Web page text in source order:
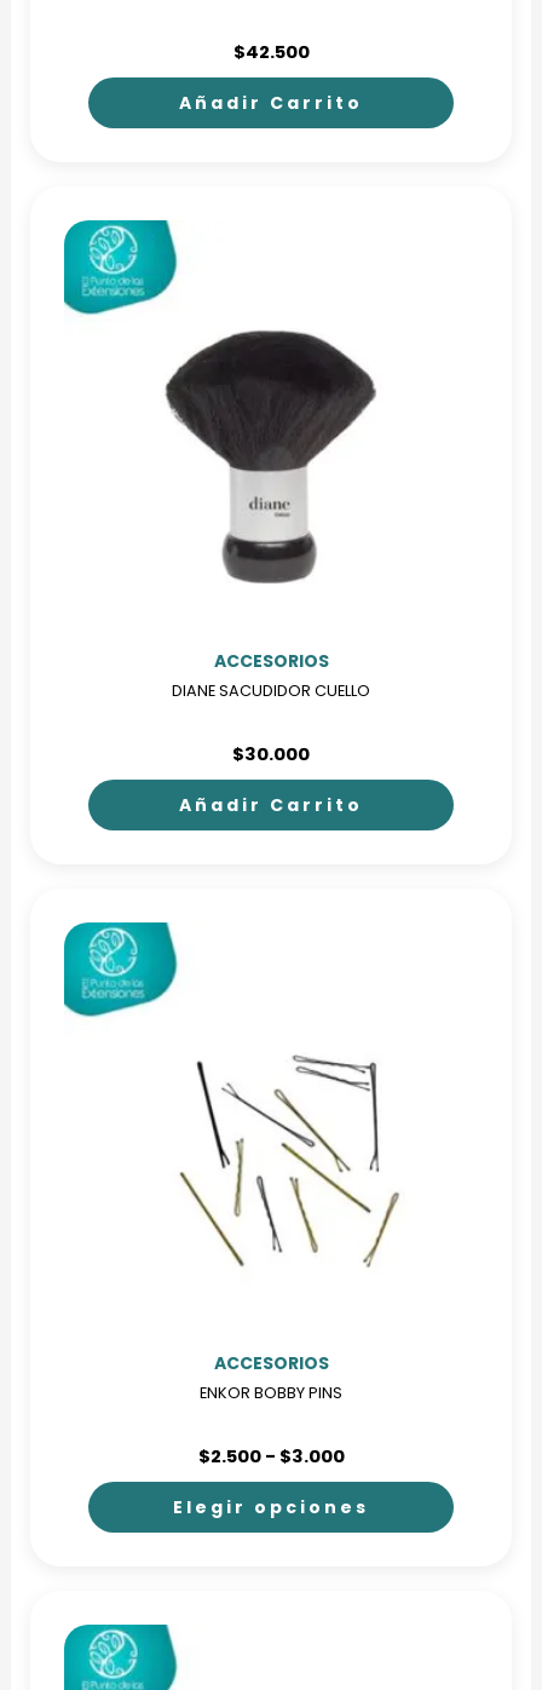
$42.500
Añadir Carrito
ACCESORIOS
DIANE SACUDIDOR CUELLO
$30.000
Añadir Carrito
ACCESORIOS
ENKOR BOBBY PINS
$2.500 - $3.000Rango
de
precios:
Elegir opciones